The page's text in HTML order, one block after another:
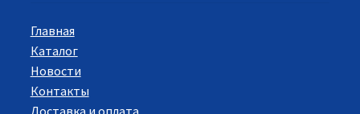
Главная
Каталог
Новости
Контакты